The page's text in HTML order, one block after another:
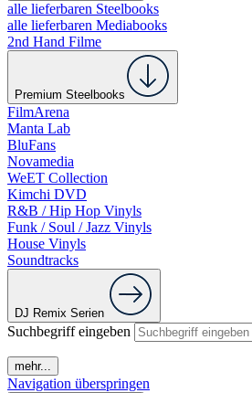
alle lieferbaren Steelbooks
alle lieferbaren Mediabooks
2nd Hand Filme
Premium Steelbooks
FilmArena
Manta Lab
BluFans
Novamedia
WeET Collection
Kimchi DVD
R&B / Hip Hop Vinyls
Funk / Soul / Jazz Vinyls
House Vinyls
Soundtracks
DJ Remix Serien
Suchbegriff eingeben
mehr...
Navigation überspringen